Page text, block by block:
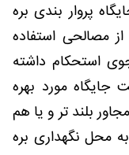
پروار بندی بره
مصالحی استفاده
استحکام داشته
مورد بهره
بلند تر و یا هم
محل نگهداری بره